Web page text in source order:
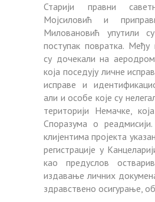
Старији правни
Мојсиловић и
Миловановић упутили
поступак повратка. Међу
су дочекали на
која поседују личне
исправе и
али и особе које су
територији Немачке,
Споразума о
клијентима пројекта
регистрације у
као предуслов
издавање личних
здравствено осигурање,